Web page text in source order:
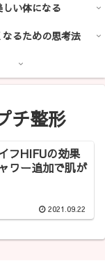
しい体になる
るための思考法
整形
フHIFUの効果
ワー追加で肌が
2021.09.22